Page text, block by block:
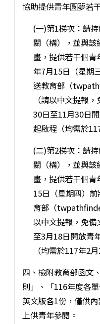
協助提供青年圓夢若
(一)第1梯次：請
關（構），並與
畫，提供若干個青
年7月15日（星期
送教育部（
（請以中文提報
30日至11月30日
起啟程（均需於
(二)第2梯次：請
關（構），並與
畫，提供若干個青
15日（星期四）
育部（
以中文提報，免備
至3月18日開放青
（均需於117年2
四、檢附教育部函文
則」、「116年度各
英文版各1份，僅供
上供青年參閱。